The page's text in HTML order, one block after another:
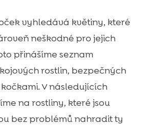
vyhledává květiny, které
neškodné pro jejich
přinášíme seznam
rostlin, bezpečných
V následujících
na rostliny, které jsou
bez problémů nahradit ty